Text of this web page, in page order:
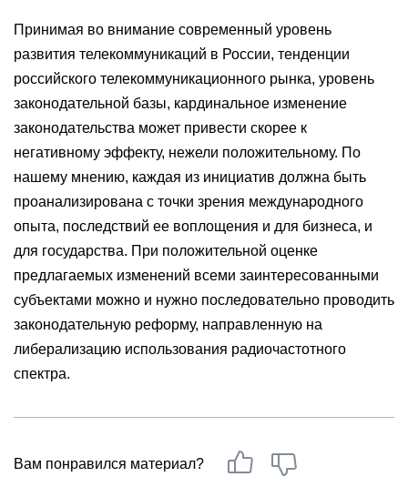
Принимая во внимание современный уровень
развития телекоммуникаций в России, тенденции
российского телекоммуникационного рынка, уровень
законодательной базы, кардинальное изменение
законодательства может привести скорее к
негативному эффекту, нежели положительному. По
нашему мнению, каждая из инициатив должна быть
проанализирована с точки зрения международного
опыта, последствий ее воплощения и для бизнеса, и
для государства. При положительной оценке
предлагаемых изменений всеми заинтересованными
субъектами можно и нужно последовательно проводить
законодательную реформу, направленную на
либерализацию использования радиочастотного
спектра.
Вам понравился материал?